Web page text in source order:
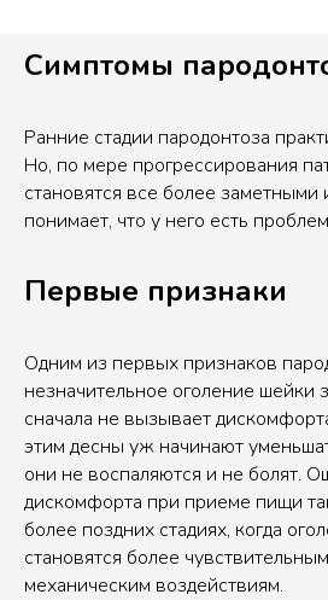
Симптомы
Ранние стадии пародонтоза
Но, по мере прогрессирования
становятся все более заметными
понимает, что у него есть
Первые признаки
Одним из первых признаков
незначительное оголение шейки
сначала не вызывает
этим десны уж начинают
они не воспаляются и не болят.
дискомфорта при приеме пищи
более поздних стадиях, когда
становятся более
механическим воздействиям.